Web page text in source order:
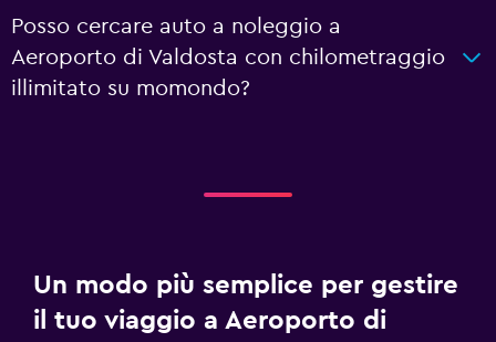
Posso cercare auto a noleggio a
Aeroporto di Valdosta con chilometraggio
illimitato su momondo?
Un modo più semplice per gestire
il tuo viaggio a Aeroporto di